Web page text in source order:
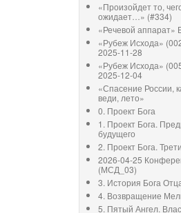
«Произойдет то,
ожидает…» (#334)
«Речевой аппарат»
«Рубеж Исхода»
2025-11-28
«Рубеж Исхода»
2025-12-04
«Спасение России,
веди, лето»
0. Проект Бога
1. Проект Бога.
будущего
2. Проект Бога.
2026-04-25
(МСД_03)
3. История Бога
4. Возвращение
5. Пятый Ангел.